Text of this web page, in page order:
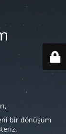
bir dönüşüm